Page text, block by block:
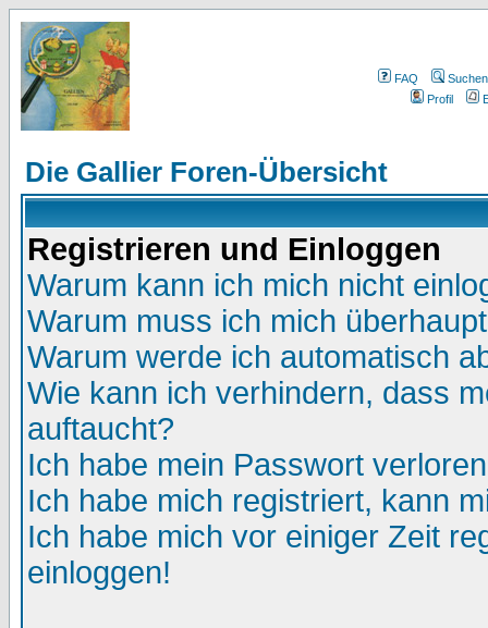
FAQ
Suchen
Profil
Die Gallier Foren-Übersicht
Registrieren und Einloggen
Warum kann ich mich nicht
Warum muss ich mich
Warum werde ich automatisch
Wie kann ich verhindern, dass
auftaucht?
Ich habe mein Passwort
Ich habe mich registriert, kann
Ich habe mich vor einiger Zeit
einloggen!